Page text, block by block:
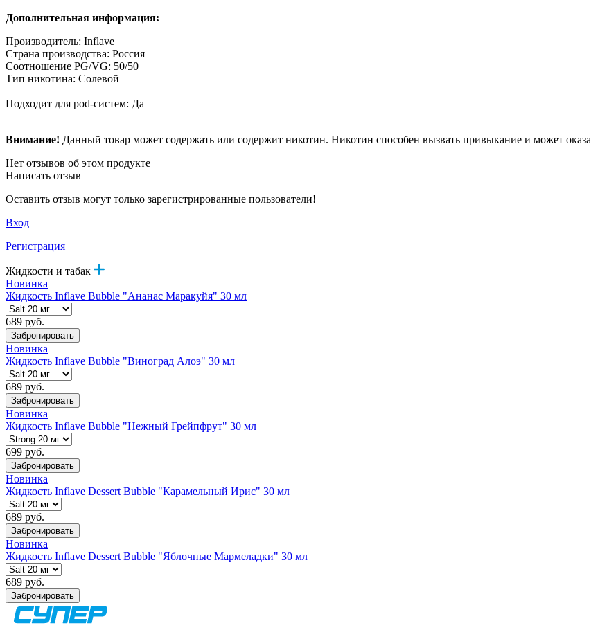
Дополнительная информация:
Производитель: Inflave
Страна производства: Россия
Соотношение PG/VG: 50/50
Тип никотина: Солевой
Подходит для pod-систем: Да
Внимание! Данный товар может содержать или содержит никотин. Никотин способен вызвать привыкание и может
Нет отзывов об этом продукте
Написать отзыв
Оставить отзыв могут только зарегистрированные пользователи!
Вход
Регистрация
Жидкости и табак
Новинка
Жидкость Inflave Bubble "Ананас Маракуйя" 30 мл
689 руб.
Забронировать
Новинка
Жидкость Inflave Bubble "Виноград Алоэ" 30 мл
689 руб.
Забронировать
Новинка
Жидкость Inflave Bubble "Нежный Грейпфрут" 30 мл
699 руб.
Забронировать
Новинка
Жидкость Inflave Dessert Bubble "Карамельный Ирис" 30 мл
689 руб.
Забронировать
Новинка
Жидкость Inflave Dessert Bubble "Яблочные Мармеладки" 30 мл
689 руб.
Забронировать